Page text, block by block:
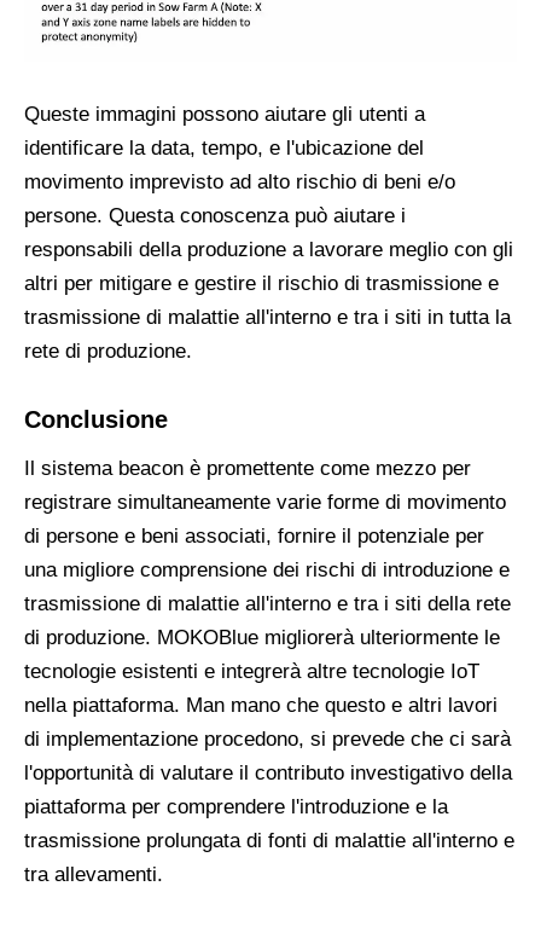
Queste immagini possono aiutare gli utenti a
identificare la data, tempo, e l'ubicazione del
movimento imprevisto ad alto rischio di beni e/o
persone. Questa conoscenza può aiutare i
responsabili della produzione a lavorare meglio con gli
altri per mitigare e gestire il rischio di trasmissione e
trasmissione di malattie all'interno e tra i siti in tutta la
rete di produzione.
Conclusione
Il sistema beacon è promettente come mezzo per
registrare simultaneamente varie forme di movimento
di persone e beni associati, fornire il potenziale per
una migliore comprensione dei rischi di introduzione e
trasmissione di malattie all'interno e tra i siti della rete
di produzione. MOKOBlue migliorerà ulteriormente le
tecnologie esistenti e integrerà altre tecnologie IoT
nella piattaforma. Man mano che questo e altri lavori
di implementazione procedono, si prevede che ci sarà
l'opportunità di valutare il contributo investigativo della
piattaforma per comprendere l'introduzione e la
trasmissione prolungata di fonti di malattie all'interno e
tra allevamenti.